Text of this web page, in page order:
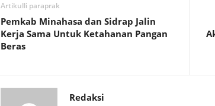
Artikulli paraprak
Pemkab Minahasa dan Sidrap Jalin
Kerja Sama Untuk Ketahanan Pangan
Beras
Redaksi